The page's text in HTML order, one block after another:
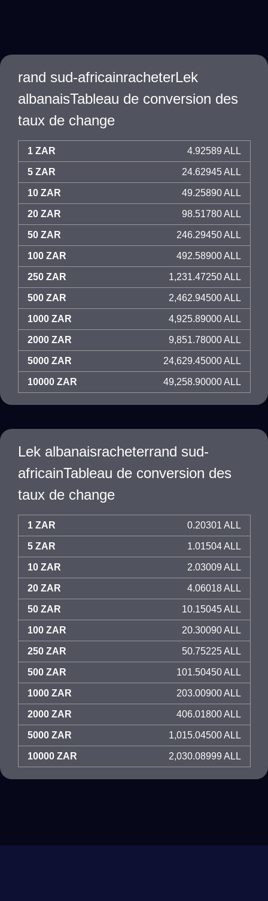
rand sud-africainracheterLek
albanaisTableau de conversion des
taux de change
1 ZAR 4.92589 ALL
5 ZAR 24.62945 ALL
10 ZAR 49.25890 ALL
20 ZAR 98.51780 ALL
50 ZAR 246.29450 ALL
100 ZAR 492.58900 ALL
250 ZAR 1,231.47250 ALL
500 ZAR 2,462.94500 ALL
1000 ZAR 4,925.89000 ALL
2000 ZAR 9,851.78000 ALL
5000 ZAR 24,629.45000 ALL
10000 ZAR 49,258.90000 ALL
Lek albanaisracheterrand sud-
africainTableau de conversion des
taux de change
1 ZAR 0.20301 ALL
5 ZAR 1.01504 ALL
10 ZAR 2.03009 ALL
20 ZAR 4.06018 ALL
50 ZAR 10.15045 ALL
100 ZAR 20.30090 ALL
250 ZAR 50.75225 ALL
500 ZAR 101.50450 ALL
1000 ZAR 203.00900 ALL
2000 ZAR 406.01800 ALL
5000 ZAR 1,015.04500 ALL
10000 ZAR 2,030.08999 ALL